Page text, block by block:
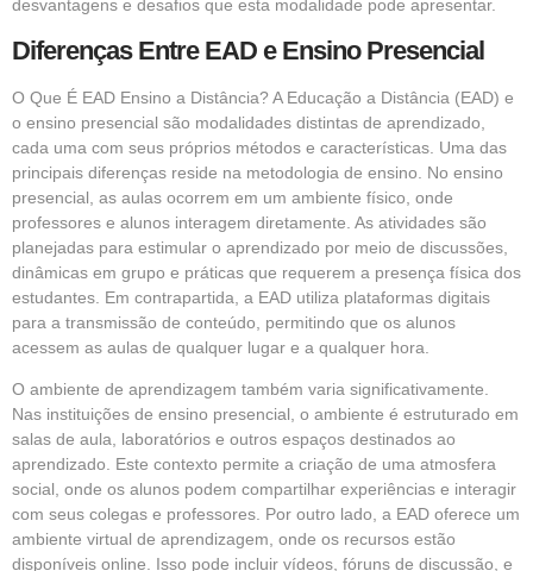
desvantagens e desafios que esta modalidade pode apresentar.
Diferenças Entre EAD e Ensino Presencial
O Que É EAD Ensino a Distância? A Educação a Distância (EAD) e
o ensino presencial são modalidades distintas de aprendizado,
cada uma com seus próprios métodos e características. Uma das
principais diferenças reside na metodologia de ensino. No ensino
presencial, as aulas ocorrem em um ambiente físico, onde
professores e alunos interagem diretamente. As atividades são
planejadas para estimular o aprendizado por meio de discussões,
dinâmicas em grupo e práticas que requerem a presença física dos
estudantes. Em contrapartida, a EAD utiliza plataformas digitais
para a transmissão de conteúdo, permitindo que os alunos
acessem as aulas de qualquer lugar e a qualquer hora.
O ambiente de aprendizagem também varia significativamente.
Nas instituições de ensino presencial, o ambiente é estruturado em
salas de aula, laboratórios e outros espaços destinados ao
aprendizado. Este contexto permite a criação de uma atmosfera
social, onde os alunos podem compartilhar experiências e interagir
com seus colegas e professores. Por outro lado, a EAD oferece um
ambiente virtual de aprendizagem, onde os recursos estão
disponíveis online. Isso pode incluir vídeos, fóruns de discussão, e